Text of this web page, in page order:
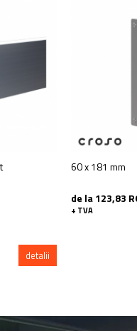
detalii
60 x 181 mm
de la 123,83
+ TVA